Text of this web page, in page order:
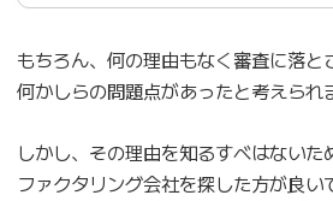
もちろん、何の理由もなく審査に落と
何かしらの問題点があったと考えられ
しかし、その理由を知るすべはない
ファクタリング会社を探した方が良い